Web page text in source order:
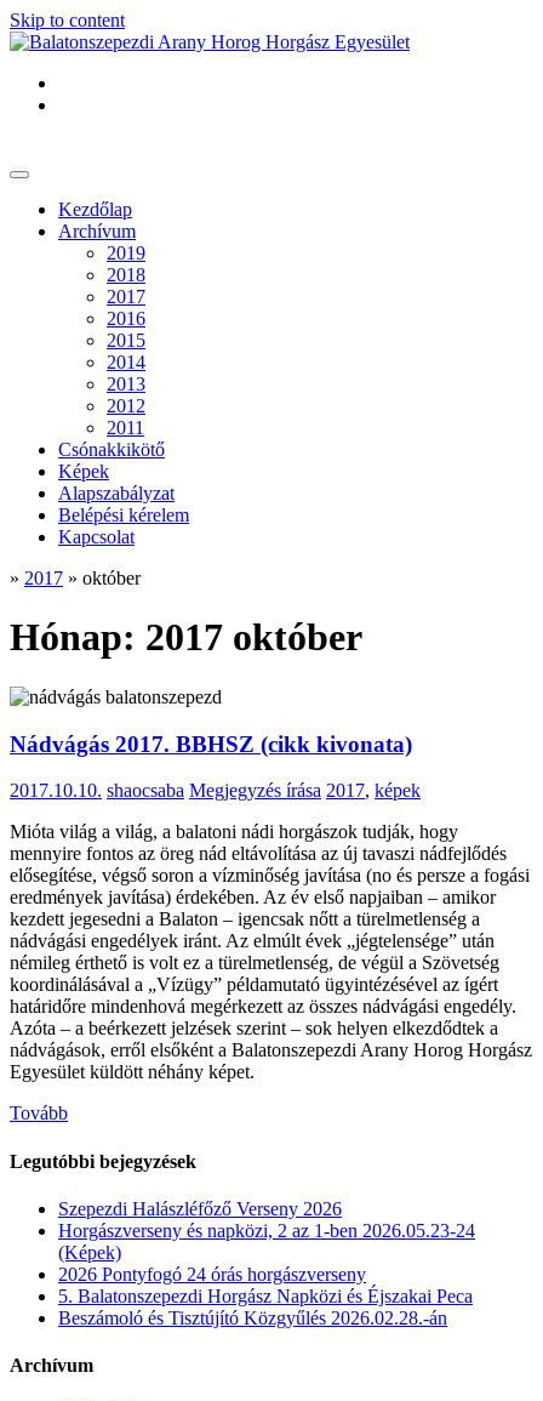
Skip to content
Kezdőlap
Archívum
2019
2018
2017
2016
2015
2014
2013
2012
2011
Csónakkikötő
Képek
Alapszabályzat
Belépési kérelem
Kapcsolat
» 2017 » október
Hónap: 2017 október
Nádvágás 2017. BBHSZ (cikk kivonata)
2017.10.10. shaocsaba Megjegyzés írása 2017, képek
Mióta világ a világ, a balatoni nádi horgászok tudják, hogy
mennyire fontos az öreg nád eltávolítása az új tavaszi nádfejlődés
elősegítése, végső soron a vízminőség javítása (no és persze a fogási
eredmények javítása) érdekében. Az év első napjaiban – amikor
kezdett jegesedni a Balaton – igencsak nőtt a türelmetlenség a
nádvágási engedélyek iránt. Az elmúlt évek „jégtelensége” után
némileg érthető is volt ez a türelmetlenség, de végül a Szövetség
koordinálásával a „Vízügy” példamutató ügyintézésével az ígért
határidőre mindenhová megérkezett az összes nádvágási engedély.
Azóta – a beérkezett jelzések szerint – sok helyen elkezdődtek a
nádvágások, erről elsőként a Balatonszepezdi Arany Horog Horgász
Egyesület küldött néhány képet.
Tovább
Legutóbbi bejegyzések
Szepezdi Halászléfőző Verseny 2026
Horgászverseny és napközi, 2 az 1-ben 2026.05.23-24
(Képek)
2026 Pontyfogó 24 órás horgászverseny
5. Balatonszepezdi Horgász Napközi és Éjszakai Peca
Beszámoló és Tisztújító Közgyűlés 2026.02.28.-án
Archívum